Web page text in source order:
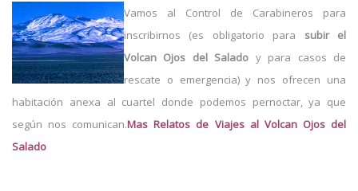
Vamos al Control de Carabineros para
inscribirnos (es obligatorio para subir el
Volcan Ojos del Salado y para casos de
rescate o emergencia) y nos ofrecen una
habitación anexa al cuartel donde podemos pernoctar, ya que
según nos comunican.Mas Relatos de Viajes al Volcan Ojos del
Salado